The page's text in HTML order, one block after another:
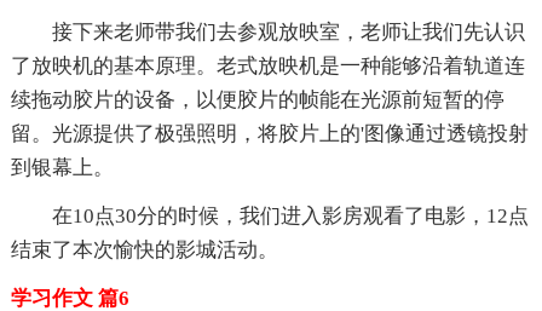
接下来老师带我们去参观放映室，老师让我们先认识
了放映机的基本原理。老式放映机是一种能够沿着轨道连
续拖动胶片的设备，以便胶片的帧能在光源前短暂的停
留。光源提供了极强照明，将胶片上的'图像通过透镜投射
到银幕上。
在10点30分的时候，我们进入影房观看了电影，12点
结束了本次愉快的影城活动。
学习作文 篇6